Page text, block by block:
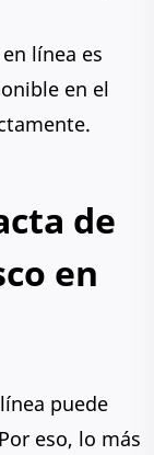
línea es
en el
de
en
puede
eso, lo más